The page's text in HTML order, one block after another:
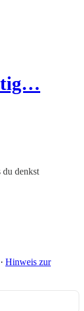
du denkst
∙ Hinweis zur